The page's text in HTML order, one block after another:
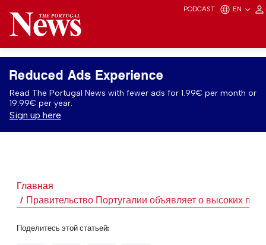
PODCAST EN
Reduced Ads Experience
Read The Portugal News with fewer ads for 1.99€ per month or
19.99€ per year.
Sign up here
Главная
Правительство Португалии объявляет о высоких
Поделитесь этой статьей: